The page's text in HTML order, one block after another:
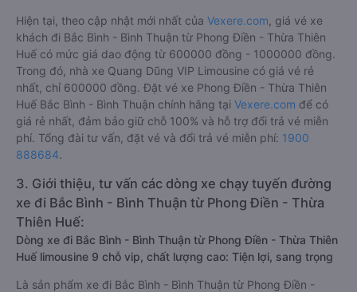
Hiện tại, theo cập nhật mới nhất của Vexere.com , giá vé xe
khách đi Bắc Bình - Bình Thuận từ Phong Điền - Thừa Thiên
Huế có mức giá dao động từ 600000 đồng - 1000000 đồng.
Trong đó, nhà xe Quang Dũng VIP Limousine có giá vé rẻ
nhất, chỉ 600000 đồng. Đặt vé xe Phong Điền - Thừa Thiên
Huế Bắc Bình - Bình Thuận chính hãng tại Vexere.com để có
giá rẻ nhất, đảm bảo giữ chỗ 100% và hỗ trợ đổi trả vé miễn
phí. Tổng đài tư vấn, đặt vé và đổi trả vé miễn phí: 1900
888684.
3. Giới thiệu, tư vấn các dòng xe chạy tuyến đường
xe đi Bắc Bình - Bình Thuận từ Phong Điền - Thừa
Thiên Huế:
Dòng xe đi Bắc Bình - Bình Thuận từ Phong Điền - Thừa Thiên
Huế limousine 9 chỗ vip, chất lượng cao: Tiện lợi, sang trọng
Là sản phẩm xe đi Bắc Bình - Bình Thuận từ Phong Điền -